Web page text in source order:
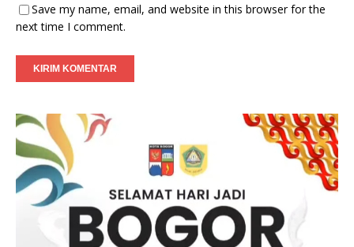
Save my name, email, and website in this browser for the
next time I comment.